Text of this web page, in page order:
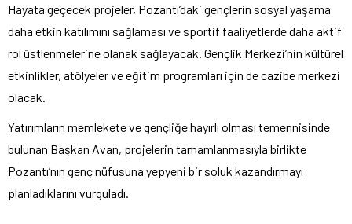
Hayata geçecek projeler, Pozantı’daki gençlerin sosyal yaşama
daha etkin katılımını sağlaması ve sportif faaliyetlerde daha aktif
rol üstlenmelerine olanak sağlayacak. Gençlik Merkezi’nin kültürel
etkinlikler, atölyeler ve eğitim programları için de cazibe merkezi
olacak.
Yatırımların memlekete ve gençliğe hayırlı olması temennisinde
bulunan Başkan Avan, projelerin tamamlanmasıyla birlikte
Pozantı’nın genç nüfusuna yepyeni bir soluk kazandırmayı
planladıklarını vurguladı.